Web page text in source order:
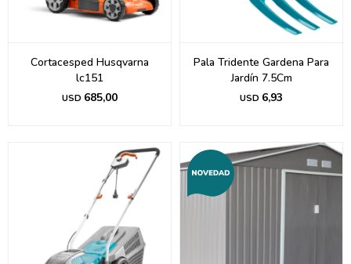
Cortacesped Husqvarna
lc151
USD 685,00
Pala Tridente Gardena Para
Jardín 7.5Cm
USD 6,93